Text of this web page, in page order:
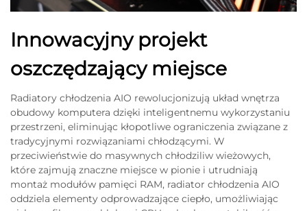
Innowacyjny projekt
oszczędzający miejsce
Radiatory chłodzenia AIO rewolucjonizują układ wnętrza
obudowy komputera dzięki inteligentnemu wykorzystaniu
przestrzeni, eliminując kłopotliwe ograniczenia związane z
tradycyjnymi rozwiązaniami chłodzącymi. W
przeciwieństwie do masywnych chłodziliw wieżowych,
które zajmują znaczne miejsce w pionie i utrudniają
montaż modułów pamięci RAM, radiator chłodzenia AIO
oddziela elementy odprowadzające ciepło, umożliwiając